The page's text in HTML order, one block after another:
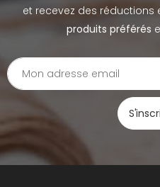
et recevez des réductions
produits préférés